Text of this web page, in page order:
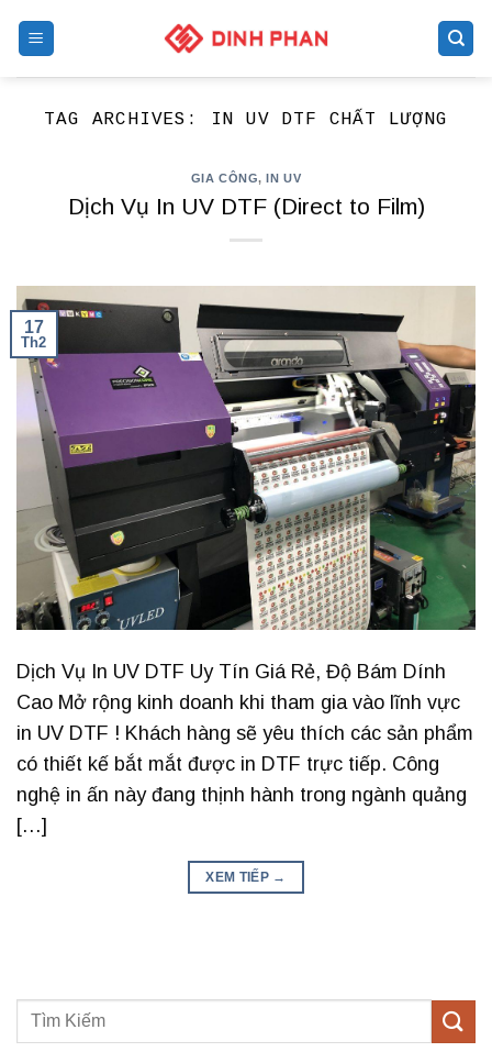
TAG ARCHIVES: IN UV DTF CHẤT LƯỢNG
GIA CÔNG,IN UV
Dịch Vụ In UV DTF (Direct to Film)
17
Th2
Dịch Vụ In UV DTF Uy Tín Giá Rẻ, Độ Bám Dính
Cao Mở rộng kinh doanh khi tham gia vào lĩnh vực
in UV DTF ! Khách hàng sẽ yêu thích các sản phẩm
có thiết kế bắt mắt được in DTF trực tiếp. Công
nghệ in ấn này đang thịnh hành trong ngành quảng
[…]
XEM TIẾP →